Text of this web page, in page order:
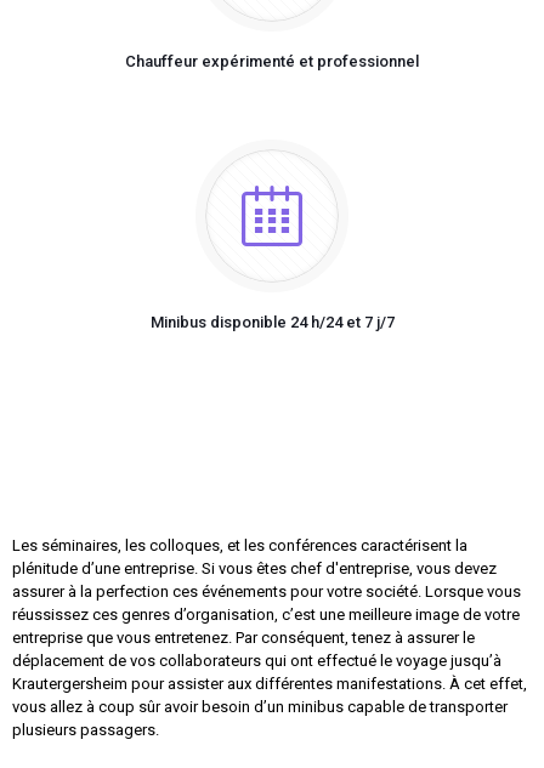
Chauffeur expérimenté et professionnel
Minibus disponible 24 h/24 et 7 j/7
Les séminaires, les colloques, et les conférences caractérisent la
plénitude d’une entreprise. Si vous êtes chef d'entreprise, vous devez
assurer à la perfection ces événements pour votre société. Lorsque vous
réussissez ces genres d’organisation, c’est une meilleure image de votre
entreprise que vous entretenez. Par conséquent, tenez à assurer le
déplacement de vos collaborateurs qui ont effectué le voyage jusqu’à
Krautergersheim pour assister aux différentes manifestations. À cet effet,
vous allez à coup sûr avoir besoin d’un minibus capable de transporter
plusieurs passagers.